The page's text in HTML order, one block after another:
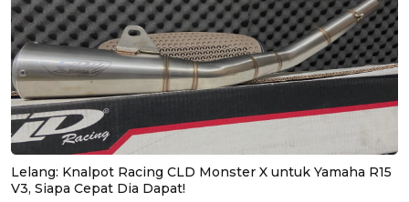
Lelang: Knalpot Racing CLD Monster X untuk Yamaha R15
V3, Siapa Cepat Dia Dapat!